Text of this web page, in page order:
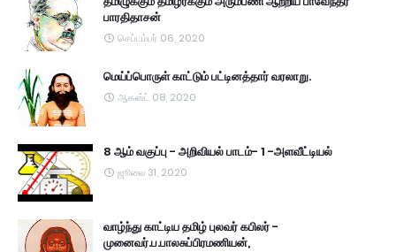
பாரதிதாசன்
செப்டம்பர் 06, 2020
மெய்ப்பொருள் காட்டும் பட்டினத்தார் வரலாறு.
ஆகஸ்ட் 08, 2020
8 ஆம் வகுப்பு - அறிவியல் பாடம்- 1 -அளவீட்டியல்
ஜூலை 31, 2020
வாழ்ந்து காட்டிய தமிழ் புலவர் கபிலர் -
முனைவர்.ப.பாலசுப்பிரமணியன்,